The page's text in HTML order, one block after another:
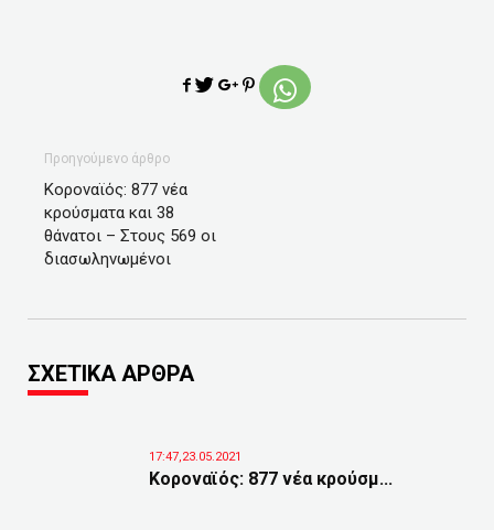
Προηγούμενο άρθρο
Κοροναϊός: 877 νέα
κρούσματα και 38
θάνατοι – Στους 569 οι
διασωληνωμένοι
ΣΧΕΤΙΚΑ ΑΡΘΡΑ
17:47,23.05.2021
Κοροναϊός: 877 νέα κρούσμ...